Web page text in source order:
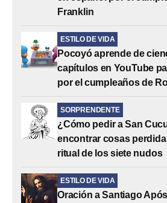
Franklin
ESTILO DE VIDA
Pocoyó aprende de
capítulos en YouTube
por el cumpleaños de
SORPRENDENTE
¿Cómo pedir a San
encontrar cosas
ritual de los siete nudos
ESTILO DE VIDA
Oración a Santiago